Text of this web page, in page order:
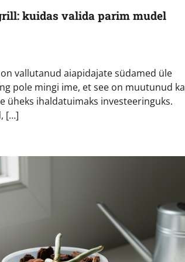
kuidas valida parim mudel
vallutanud aiapidajate südamed üle
pole mingi ime, et see on muutunud ka
üheks ihaldatuimaks investeeringuks.
[…]